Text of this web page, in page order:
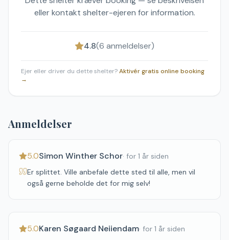
eller kontakt shelter-ejeren for information.
4.8(6 anmeldelser)
Ejer eller driver du dette shelter?Aktivér gratis online booking
→
Anmeldelser
5.0Simon Winther Schor· for 1 år siden
Er splittet. Ville anbefale dette sted til alle, men vil
også gerne beholde det for mig selv!
5.0Karen Søgaard Neiiendam· for 1 år siden